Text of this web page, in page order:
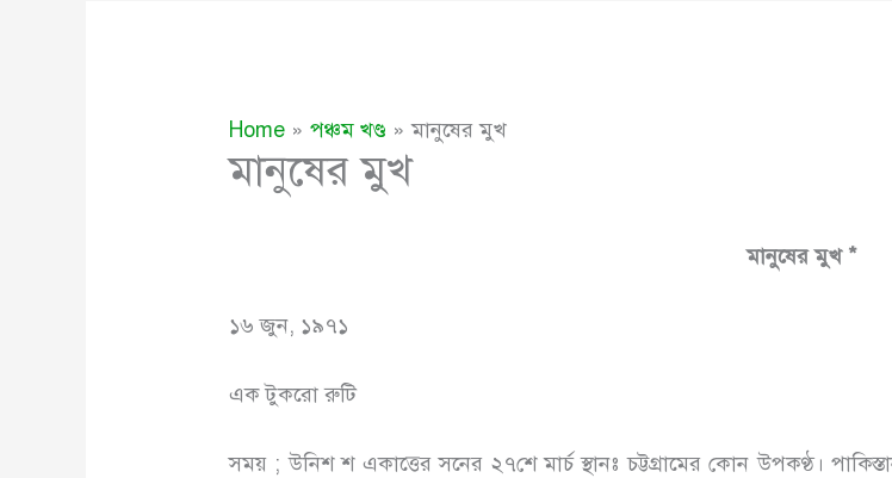
Home পঞ্চম খণ্ড মানুষের মুখ
মানুষের মুখ
মানুষের মুখ *
১৬ জুন, ১৯৭১
এক টুকরো রুটি
সময় ; উনিশ শ একাত্তের সনের ২৭শে মার্চ স্থানঃ চট্টগ্রামের কোন উপকণ্ঠ।